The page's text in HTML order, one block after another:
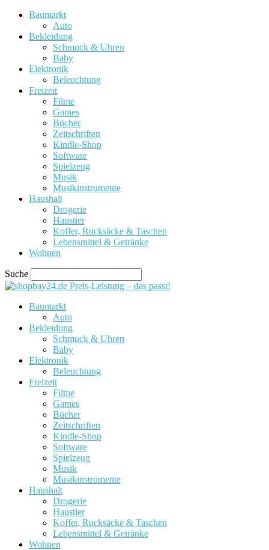
Baumarkt
Auto
Bekleidung
Schmuck & Uhren
Baby
Elektronik
Beleuchtung
Freizeit
Filme
Games
Bücher
Zeitschriften
Kindle-Shop
Software
Spielzeug
Musik
Musikinstrumente
Haushalt
Drogerie
Haustier
Koffer, Rucksäcke & Taschen
Lebensmittel & Getränke
Wohnen
Suche
Preis-Leistung – das passt!
Baumarkt
Auto
Bekleidung
Schmuck & Uhren
Baby
Elektronik
Beleuchtung
Freizeit
Filme
Games
Bücher
Zeitschriften
Kindle-Shop
Software
Spielzeug
Musik
Musikinstrumente
Haushalt
Drogerie
Haustier
Koffer, Rucksäcke & Taschen
Lebensmittel & Getränke
Wohnen